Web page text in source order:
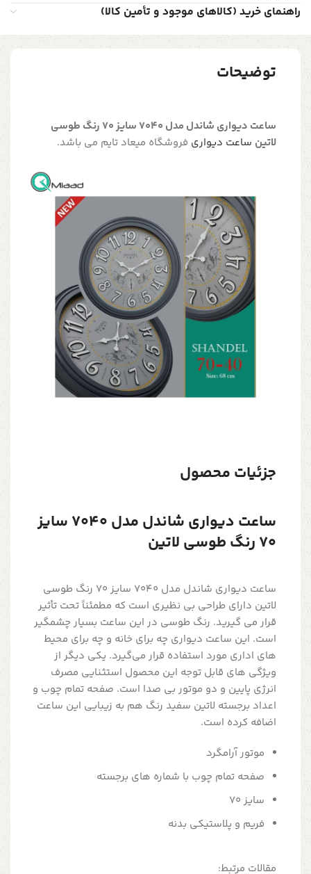
راهنمای خرید (کالاهای موجود و تأمین کالا)
توضیحات
ساعت دیواری شاندل مدل 7040 سایز 70 رنگ طوسی
لاتین ساعت دیواری فروشگاه میعاد تایم می باشد.
جزئیات محصول
ساعت دیواری شاندل مدل 7040 سایز
70 رنگ طوسی لاتین
ساعت دیواری شاندل مدل 7040 سایز 70 رنگ طوسی
لاتین دارای طراحی بی نظیری است که مطمئناً تحت تأثیر
قرار می گیرید. رنگ طوسی در این ساعت بسیار چشمگیر
است. این ساعت دیواری چه برای خانه و چه برای محیط
های اداری مورد استفاده قرار می‌گیرد. یکی دیگر از
ویژگی های قابل توجه این محصول استثنایی مصرف
انرژی پایین و دو موتور بی صدا است. صفحه تمام چوب و
اعداد برجسته لاتین سفید رنگ هم به زیبایی این ساعت
اضافه کرده است.
موتور آرامگرد
صفحه تمام چوب با شماره های برجسته
سایز 70
فریم و پلاستیکی بدنه
مقالات مرتبط: